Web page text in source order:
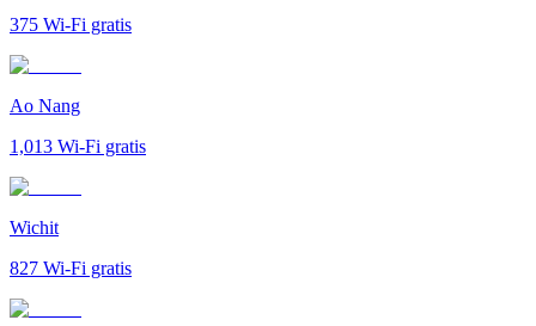
375 Wi-Fi gratis
Ao Nang
1,013 Wi-Fi gratis
Wichit
827 Wi-Fi gratis